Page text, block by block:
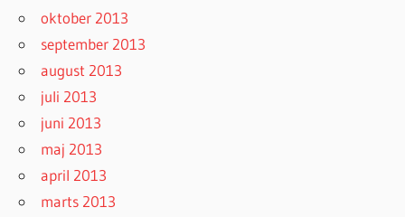
oktober 2013
september 2013
august 2013
juli 2013
juni 2013
maj 2013
april 2013
marts 2013